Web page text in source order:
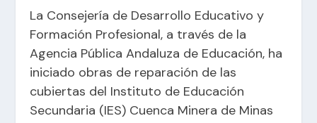
La Consejería de Desarrollo Educativo y
Formación Profesional, a través de la
Agencia Pública Andaluza de Educación, ha
iniciado obras de reparación de las
cubiertas del Instituto de Educación
Secundaria (IES) Cuenca Minera de Minas